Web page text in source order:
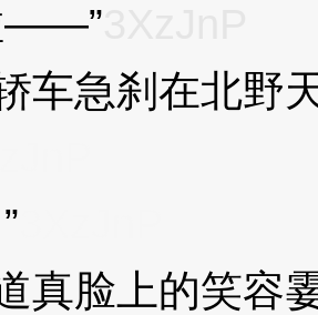
急刹在北野天
脸上的笑容霎